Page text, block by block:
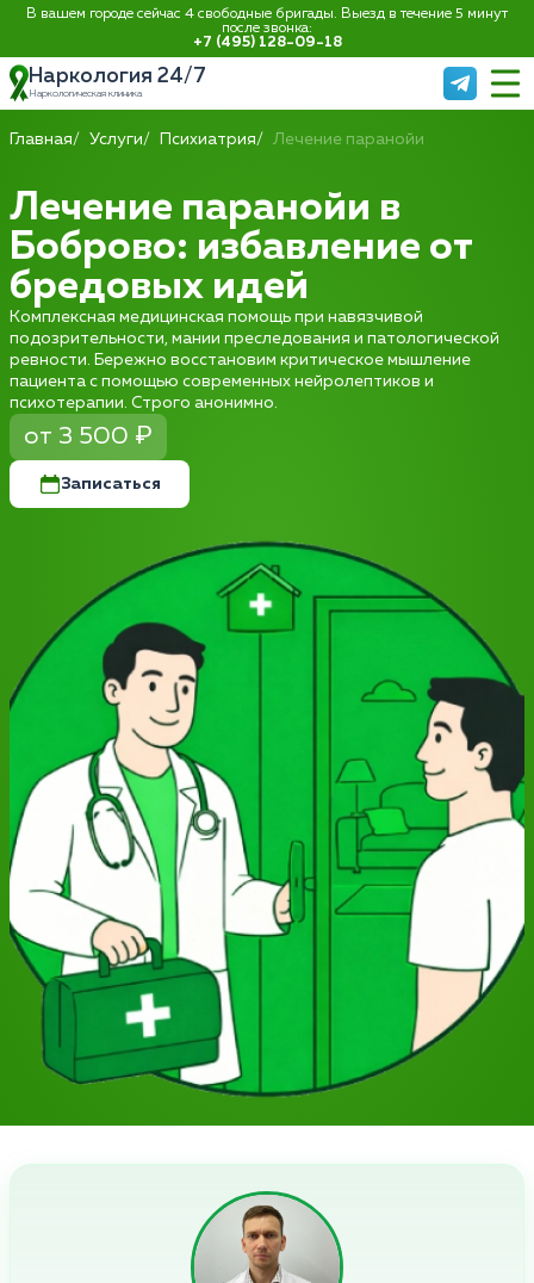
В вашем городе сейчас 4 свободные бригады. Выезд в течение 5 минут
после звонка:
+7 (495) 128-09-18
Наркология 24/7
Наркологическая клиника
Главная Услуги Психиатрия Лечение паранойи
Лечение паранойи в
Боброво: избавление от
бредовых идей
Комплексная медицинская помощь при навязчивой
подозрительности, мании преследования и патологической
ревности. Бережно восстановим критическое мышление
пациента с помощью современных нейролептиков и
психотерапии. Строго анонимно.
от 3 500 ₽
Записаться